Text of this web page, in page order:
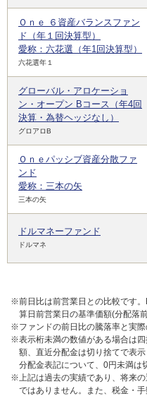
Ｏｎｅ ６資産バランスファン
ド（年１回決算型）
愛称：六花選（年1回決算型）
六花選年１
グローバル・アロケーショ
ン・オープン Bコース（年4回
決算・為替ヘッジなし）
グロアロB
Ｏｎｅパッシブ資産分散ファ
ンド
愛称：三本の矢
三本の矢
ドルマネーファンド
ドルマネ
※前日比は前営業日との比較です
算日前営業日の基準価額(分配落
※ファンドの前日比の騰落率と実際
※表示桁未満の数値がある場合は
額、直近分配金は切り捨てで表
分配金表記について、0円未満は
※上記は過去の実績であり、将来
ではありません。また、税金・